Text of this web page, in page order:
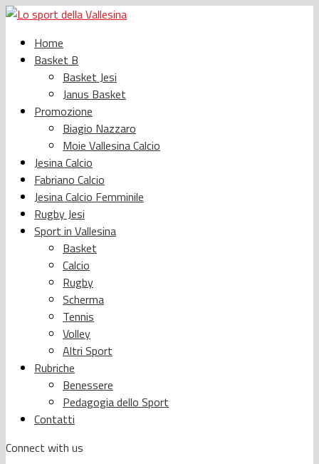
Home
Basket B
Basket Jesi
Janus Basket
Promozione
Biagio Nazzaro
Moie Vallesina Calcio
Jesina Calcio
Fabriano Calcio
Jesina Calcio Femminile
Rugby Jesi
Sport in Vallesina
Basket
Calcio
Rugby
Scherma
Tennis
Volley
Altri Sport
Rubriche
Benessere
Pedagogia dello Sport
Contatti
Connect with us